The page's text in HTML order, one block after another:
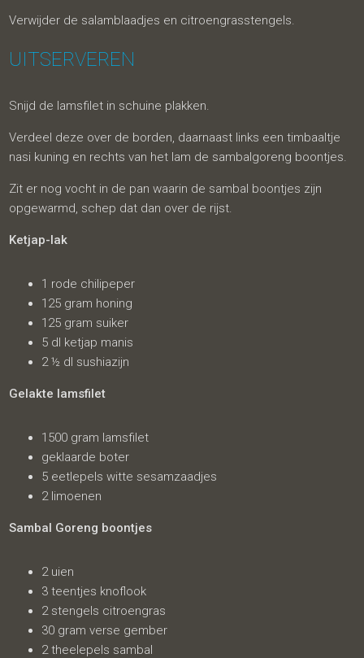
Verwijder de salamblaadjes en citroengrasstengels.
UITSERVEREN
Snijd de lamsfilet in schuine plakken.
Verdeel deze over de borden, daarnaast links een timbaaltje
nasi kuning en rechts van het lam de sambalgoreng boontjes.
Zit er nog vocht in de pan waarin de sambal boontjes zijn
opgewarmd, schep dat dan over de rijst.
Ketjap-lak
1 rode chilipeper
125 gram honing
125 gram suiker
5 dl ketjap manis
2 ½ dl sushiazijn
Gelakte lamsfilet
1500 gram lamsfilet
geklaarde boter
5 eetlepels witte sesamzaadjes
2 limoenen
Sambal Goreng boontjes
2 uien
3 teentjes knoflook
2 stengels citroengras
30 gram verse gember
2 theelepels sambal